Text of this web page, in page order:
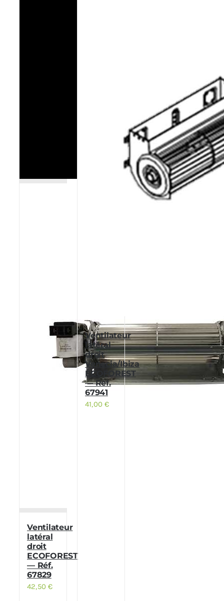
Ventilateur
latéral
droit
ECOFOREST
— Réf.
67829
42,50€
Ventilateur
latéral
droit
Venecia/Ibiza
ECOFOREST
— Réf.
67941
41,00€